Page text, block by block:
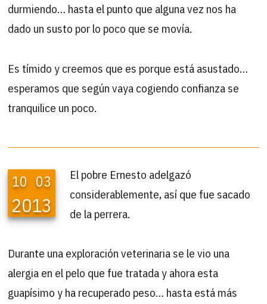
durmiendo… hasta el punto que alguna vez nos ha
dado un susto por lo poco que se movía.
Es tímido y creemos que es porque está asustado…
esperamos que según vaya cogiendo confianza se
tranquilice un poco.
10 03
2013
El pobre Ernesto adelgazó
considerablemente, así que fue sacado
de la perrera.
Durante una exploración veterinaria se le vio una
alergia en el pelo que fue tratada y ahora esta
guapísimo y ha recuperado peso… hasta está más